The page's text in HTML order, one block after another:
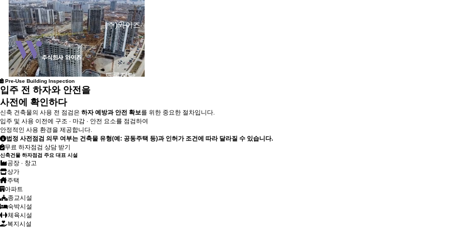
(주)와이즈
드론진단
Pre-Use Building Inspection
입주 전 하자와 안전을
사전에
확인하다
신축 건축물의 사용 전 점검은 하자 예방과 안전 확보를 위한 중요한 절차입니다.
입주 및 사용 이전에 구조 · 마감 · 안전 요소를 점검하여
안정적인 사용 환경을 제공합니다.
법정 사전점검 의무 여부는 건축물 유형(예: 공동주택 등)과 인허가 조건에 따라 달라질 수 있습니다.
무료 하자점검 상담 받기
신축건물 하자점검 주요 대표 시설
공장 · 창고
상가
주택
아파트
종교시설
숙박시설
체육시설
복지시설